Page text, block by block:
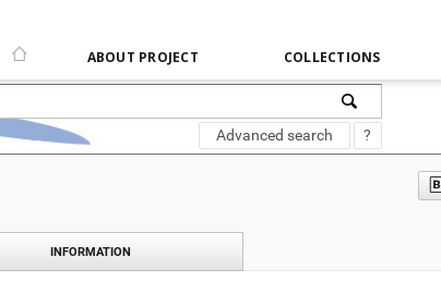
ABOUT PROJECT COLLECTIONS
Advanced search ?
INFORMATION